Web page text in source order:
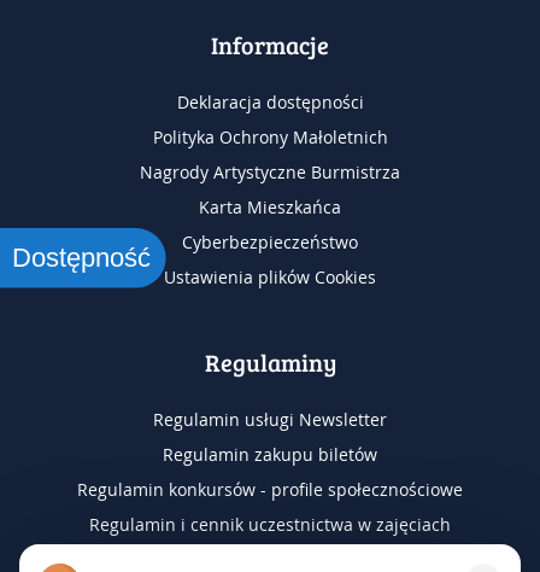
Dostępność
Informacje
Deklaracja dostępności
Polityka Ochrony Małoletnich
Nagrody Artystyczne Burmistrza
Karta Mieszkańca
Cyberbezpieczeństwo
Ustawienia plików Cookies
Regulaminy
Regulamin usługi Newsletter
Regulamin zakupu biletów
Regulamin konkursów - profile społecznościowe
Regulamin i cennik uczestnictwa w zajęciach